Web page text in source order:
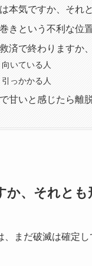
本気ですか、それ
きという不利な位
済で終わりますか
向いている人
引っかかる人
甘いと感じたら離
か、それと
まだ破滅は確定し